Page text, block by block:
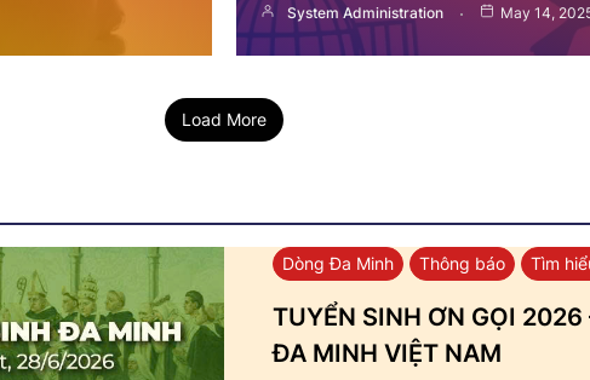
System Administration May 14,
Load More
Dòng Đa Minh Thông báo Tìm
TUYỂN SINH ƠN GỌI 2026
ĐA MINH VIỆT NAM